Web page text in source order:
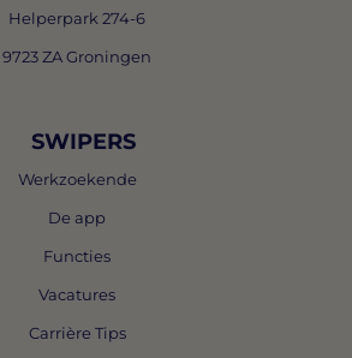
Helperpark 274-6
9723 ZA Groningen
SWIPERS
Werkzoekende
De app
Functies
Vacatures
Carrière Tips